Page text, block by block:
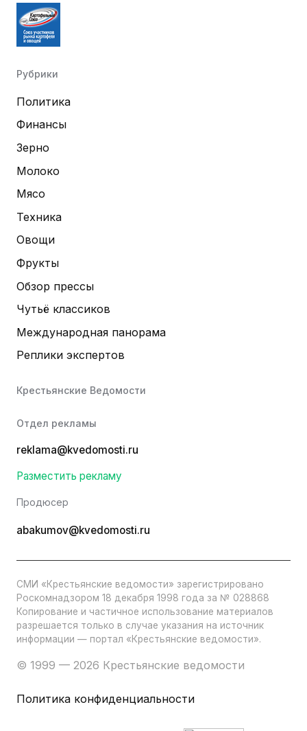
Рубрики
Политика
Финансы
Зерно
Молоко
Мясо
Техника
Овощи
Фрукты
Обзор прессы
Чутьё классиков
Международная панорама
Реплики экспертов
Крестьянские Ведомости
Отдел рекламы
reklama@kvedomosti.ru
Разместить рекламу
Продюсер
abakumov@kvedomosti.ru
СМИ «Крестьянские ведомости» зарегистрировано
Роскомнадзором 18 декабря 1998 года за № 028868
Копирование и частичное использование материалов
разрешается только в случае указания на источник
информации — портал «Крестьянские ведомости».
© 1999 — 2026 Крестьянские ведомости
Политика конфиденциальности